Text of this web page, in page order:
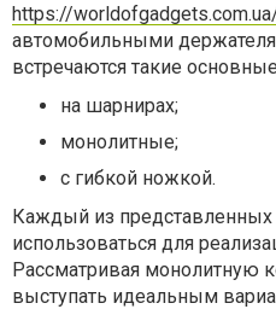
https://
автомобильными
встречаются такие
на шарнирах;
монолитные;
с гибкой ножкой.
Каждый из
использоваться для
Рассматривая монолитную
выступать идеальным